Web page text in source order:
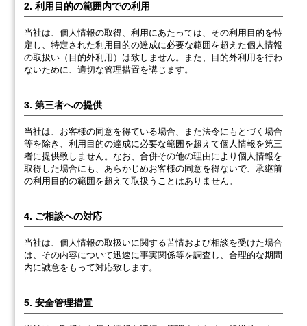
2. 利用目的の範囲内での利用
当社は、個人情報の取得、利用にあたっては、その利用目的を特
定し、特定された利用目的の達成に必要な範囲を超えた個人情報
の取扱い（目的外利用）は致しません。また、目的外利用を行わ
ないために、適切な管理措置を講じます。
3. 第三者への提供
当社は、お客様の同意を得ている場合、また法令にもとづく場合
等を除き、利用目的の達成に必要な範囲を超えて個人情報を第三
者に提供致しません。なお、合併その他の理由により個人情報を
取得した場合にも、あらかじめお客様の同意を得ないで、承継前
の利用目的の範囲を超えて取扱うことはありません。
4. ご相談への対応
当社は、個人情報の取扱いに関する苦情および相談を受けた場合
は、その内容について迅速に事実関係等を調査し、合理的な期間
内に誠意をもって対応致します。
5. 安全管理措置